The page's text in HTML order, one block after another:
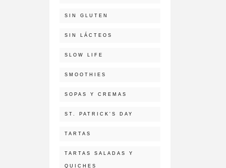
SIN GLUTEN
SIN LÁCTEOS
SLOW LIFE
SMOOTHIES
SOPAS Y CREMAS
ST. PATRICK'S DAY
TARTAS
TARTAS SALADAS Y
QUICHES